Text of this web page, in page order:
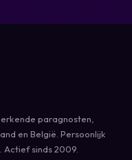
paragnosten,
en België. Persoonlijk
sinds 2009.